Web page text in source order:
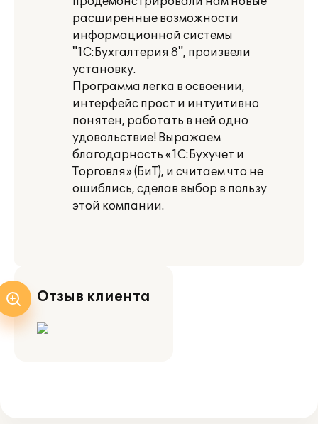
расширенные возможности
информационной системы
"1С:Бухгалтерия 8", произвели
установку.
Программа легка в освоении,
интерфейс прост и интуитивно
понятен, работать в ней одно
удовольствие! Выражаем
благодарность «1С:Бухучет и
Торговля» (БиТ), и считаем что не
ошиблись, сделав выбор в пользу
этой компании.
Отзыв клиента